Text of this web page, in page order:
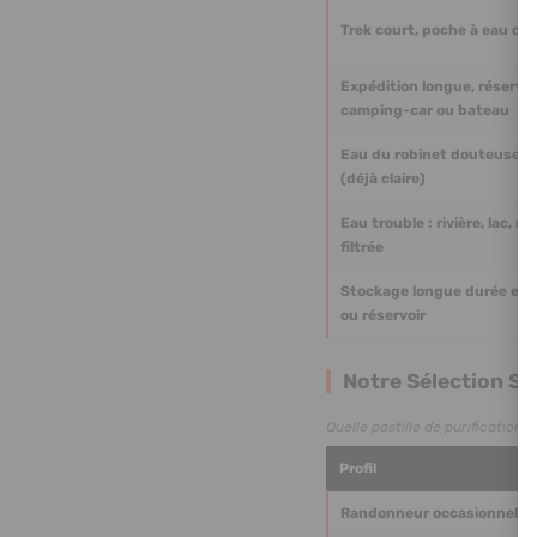
Trek court, poche à eau ou
Expédition longue, réservoir
camping-car ou bateau
Eau du robinet douteuse
(déjà claire)
Eau trouble : rivière, lac,
filtrée
Stockage longue durée en
ou réservoir
Notre Sélection
Quelle pastille de purification
Profil
Randonneur occasionnel,